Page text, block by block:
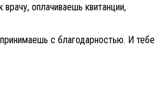
оплачиваешь квитанции,
с благодарностью. И тебе